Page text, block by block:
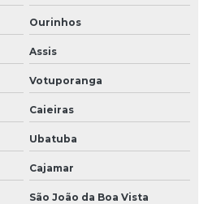
Ourinhos
Assis
Votuporanga
Caieiras
Ubatuba
Cajamar
São João da Boa Vista